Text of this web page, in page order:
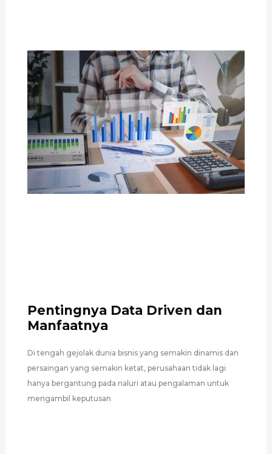
Pentingnya Data Driven dan
Manfaatnya
Di tengah gejolak dunia bisnis yang semakin dinamis dan
persaingan yang semakin ketat, perusahaan tidak lagi
hanya bergantung pada naluri atau pengalaman untuk
mengambil keputusan